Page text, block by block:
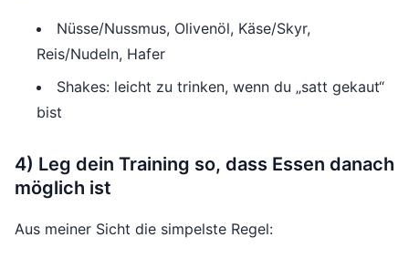
Nüsse/Nussmus, Olivenöl, Käse/Skyr,
Reis/Nudeln, Hafer
Shakes: leicht zu trinken, wenn du „satt gekaut“
bist
4) Leg dein Training so, dass Essen danach
möglich ist
Aus meiner Sicht die simpelste Regel: